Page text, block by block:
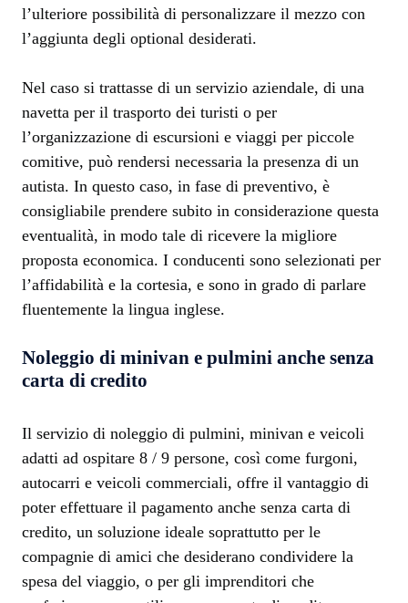
l’ulteriore possibilità di personalizzare il mezzo con
l’aggiunta degli optional desiderati.
Nel caso si trattasse di un servizio aziendale, di una
navetta per il trasporto dei turisti o per
l’organizzazione di escursioni e viaggi per piccole
comitive, può rendersi necessaria la presenza di un
autista. In questo caso, in fase di preventivo, è
consigliabile prendere subito in considerazione questa
eventualità, in modo tale di ricevere la migliore
proposta economica. I conducenti sono selezionati per
l’affidabilità e la cortesia, e sono in grado di parlare
fluentemente la lingua inglese.
Noleggio di minivan e pulmini anche senza
carta di credito
Il servizio di noleggio di pulmini, minivan e veicoli
adatti ad ospitare 8 / 9 persone, così come furgoni,
autocarri e veicoli commerciali, offre il vantaggio di
poter effettuare il pagamento anche senza carta di
credito, un soluzione ideale soprattutto per le
compagnie di amici che desiderano condividere la
spesa del viaggio, o per gli imprenditori che